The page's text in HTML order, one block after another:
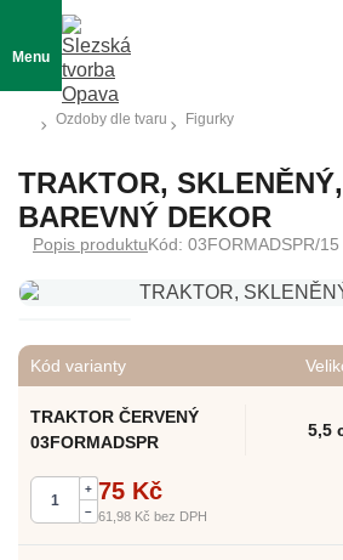
Menu
Ozdoby dle tvaru Figurky
TRAKTOR,
BAREVNÝ DEKOR
Popis produktuKód: 03FORMADSPR/15
Kód varianty
TRAKTOR ČERVENÝ
03FORMADSPR
5,5
+
–
75 Kč
61,98 Kč bez DPH